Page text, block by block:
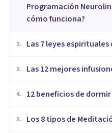
Programación
cómo funciona?
2. Las 7 leyes
3. ​Las 12 mejores
4. 12 beneficios de
5. Los 8 tipos de